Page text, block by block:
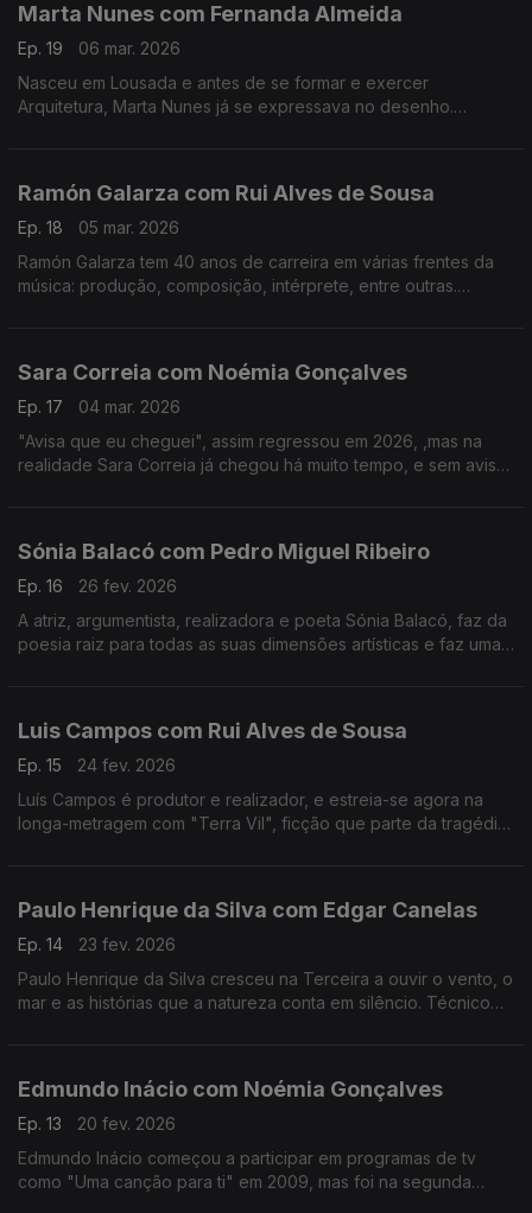
Marta Nunes com Fernanda Almeida
Ep. 19
06 mar. 2026
Nasceu em Lousada e antes de se formar e exercer
Arquitetura, Marta Nunes já se expressava no desenho.
Ramón Galarza com Rui Alves de Sousa
Ep. 18
05 mar. 2026
Ramón Galarza tem 40 anos de carreira em várias frentes da
música: produção, composição, intérprete, entre outras.
Sara Correia com Noémia Gonçalves
Ep. 17
04 mar. 2026
"Avisa que eu cheguei", assim regressou em 2026, ,mas na
realidade Sara Correia já chegou há muito tempo, e sem aviso
Sónia Balacó com Pedro Miguel Ribeiro
Ep. 16
26 fev. 2026
A atriz, argumentista, realizadora e poeta Sónia Balacó, faz da
poesia raiz para todas as suas dimensões artísticas e faz uma
Luis Campos com Rui Alves de Sousa
Ep. 15
24 fev. 2026
Luís Campos é produtor e realizador, e estreia-se agora na
longa-metragem com "Terra Vil", ficção que parte da tragédia
Paulo Henrique da Silva com Edgar Canelas
Ep. 14
23 fev. 2026
Paulo Henrique da Silva cresceu na Terceira a ouvir o vento, o
mar e as histórias que a natureza conta em silêncio. Técnico
Edmundo Inácio com Noémia Gonçalves
Ep. 13
20 fev. 2026
Edmundo Inácio começou a participar em programas de tv
como "Uma canção para ti" em 2009, mas foi na segunda